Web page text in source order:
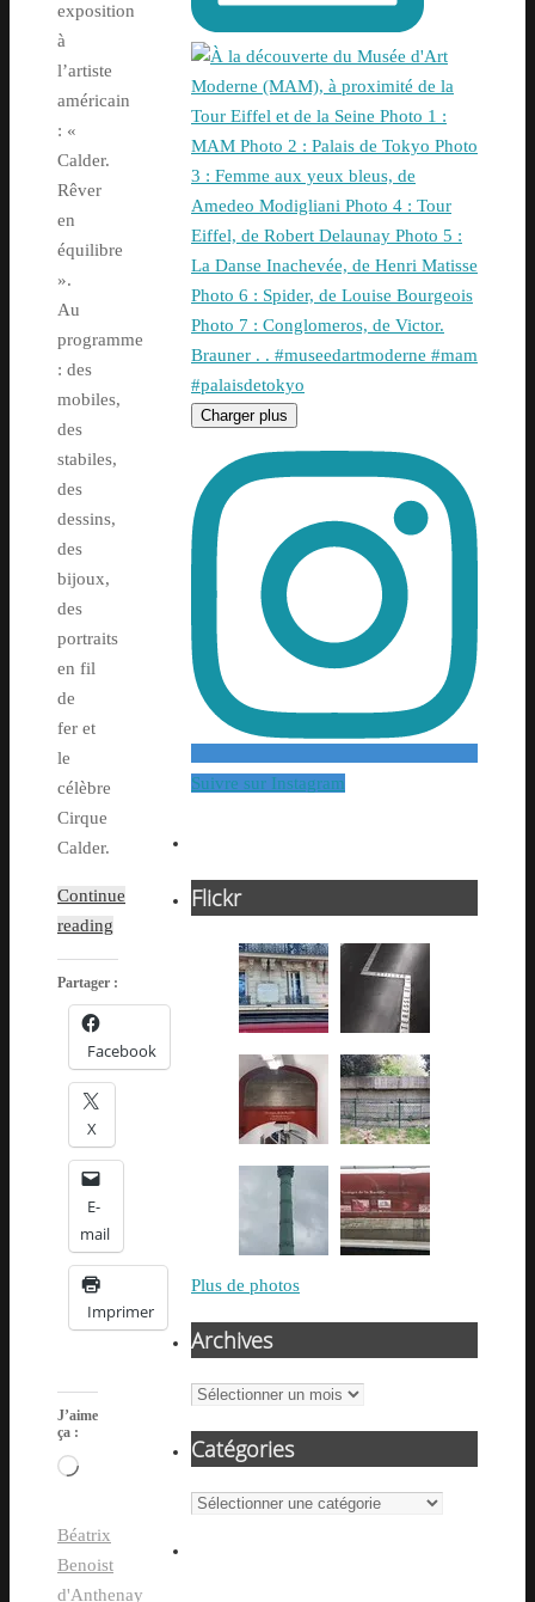
exposition
à
l’artiste
américain
: «
Calder.
Rêver
en
équilibre
».
Au
programme
: des
mobiles,
des
stabiles,
des
dessins,
des
bijoux,
des
portraits
en fil
de
fer et
le
célèbre
Cirque
Calder.
Continue
reading
Partager :
Facebook
X
E-
mail
Imprimer
J’aime
ça :
Chargement…
Béatrix
Benoist
d'Anthenay
Charger plus
Suivre sur Instagram
Flickr
Plus de photos
Archives
Archives
Catégories
Catégories